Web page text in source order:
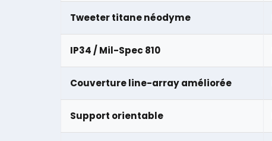
Tweeter titane néodyme
IP34 / Mil-Spec 810
Couverture line-array améliorée
Support orientable